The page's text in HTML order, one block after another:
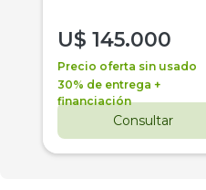
U$ 145.000
Precio oferta sin usado
30% de entrega +
financiación
Consultar